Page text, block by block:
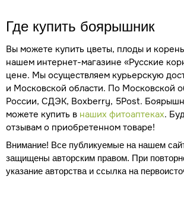
Где купить боярышник
Вы можете купить цветы, плоды и
нашем интернет-магазине «Русские
цене. Мы осуществляем курьерскую
и Московской области. По Московской
России, СДЭК, Boxberry, 5Post.
можете купить в наших фитоаптеках.
отзывам о приобретенном товаре!
Внимание! Все публикуемые на нашем
защищены авторским правом. При
указание авторства и ссылка на